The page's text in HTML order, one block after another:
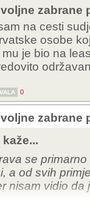
na cesti
osobe
mu je bio na
0
se
a od svih
nisam vidio da